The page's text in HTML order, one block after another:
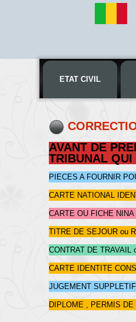
ETAT CIVIL
AVANT DE
TRIBUNAL QUI
PIECES A FOURNIR
CARTE NATIONAL
CARTE OU FICHE NINA
TITRE DE SEJOUR ou
CONTRAT DE
CARTE IDENTITE
JUGEMENT
DIPLOME , PERMIS DE